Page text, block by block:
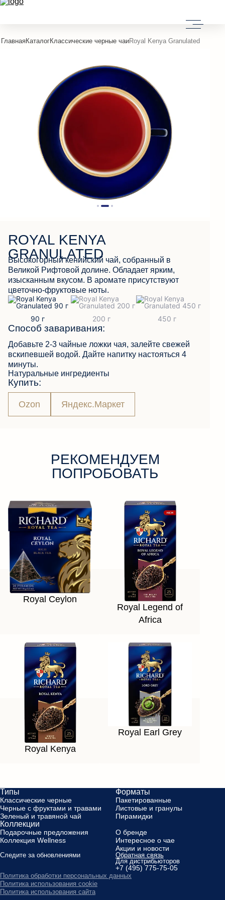
ГлавнаяКаталогКлассические черные чаиRoyal Kenya Granulated
ROYAL KENYA
GRANULATED
Высокогорный кенийский чай, собранный в
Великой Рифтовой долине. Обладает ярким,
изысканным вкусом. В аромате присутствуют
цветочно-фруктовые ноты.
Способ заваривания:
Добавьте 2-3 чайные ложки чая, залейте свежей
вскипевшей водой. Дайте напитку настояться 4
минуты.
Натуральные ингредиенты
Купить:
Ozon Яндекс.Маркет
РЕКОМЕНДУЕМ
ПОПРОБОВАТЬ
Royal Ceylon
Royal Legend of
Africa
Royal Kenya
Royal Earl Grey
Обратная связь
Для дистрибьюторов
+7 (495) 775-75-05
Следите за обновлениями
Типы
Классические черные
Черные с фруктами и травами
Зеленый и травяной чай
Форматы
Пакетированные
Листовые и гранулы
Пирамидки
Коллекции
Подарочные предложения
Коллекция Wellness
О бренде
Интересное о чае
Акции и новости
Политика обработки персональных данных
Политика использования cookie
Политика использования сайта
ОБРАТНАЯ СВЯЗЬ